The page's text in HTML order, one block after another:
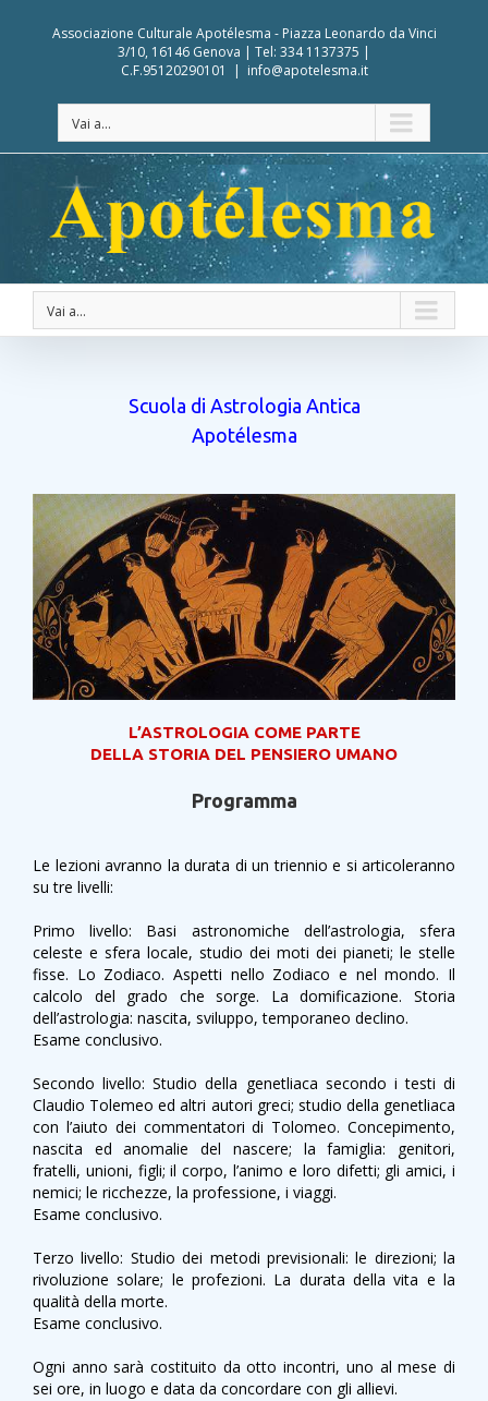
Associazione Culturale Apotélesma - Piazza Leonardo da Vinci
3/10, 16146 Genova | Tel: 334 1137375 |
C.F.95120290101
| info@apotelesma.it
Vai a...
Vai a...
Scuola di Astrologia Antica
Apotélesma
L’ASTROLOGIA COME PARTE
DELLA STORIA DEL PENSIERO UMANO
Programma
Le lezioni avranno la durata di un triennio e si articoleranno
su tre livelli:
Primo livello: Basi astronomiche dell’astrologia, sfera
celeste e sfera locale, studio dei moti dei pianeti; le stelle
fisse. Lo Zodiaco. Aspetti nello Zodiaco e nel mondo. Il
calcolo del grado che sorge. La domificazione. Storia
dell’astrologia: nascita, sviluppo, temporaneo declino.
Esame conclusivo.
Secondo livello: Studio della genetliaca secondo i testi di
Claudio Tolemeo ed altri autori greci; studio della genetliaca
con l’aiuto dei commentatori di Tolomeo. Concepimento,
nascita ed anomalie del nascere; la famiglia: genitori,
fratelli, unioni, figli; il corpo, l’animo e loro difetti; gli amici, i
nemici; le ricchezze, la professione, i viaggi.
Esame conclusivo.
Terzo livello: Studio dei metodi previsionali: le direzioni; la
rivoluzione solare; le profezioni. La durata della vita e la
qualità della morte.
Esame conclusivo.
Ogni anno sarà costituito da otto incontri, uno al mese di
sei ore, in luogo e data da concordare con gli allievi.